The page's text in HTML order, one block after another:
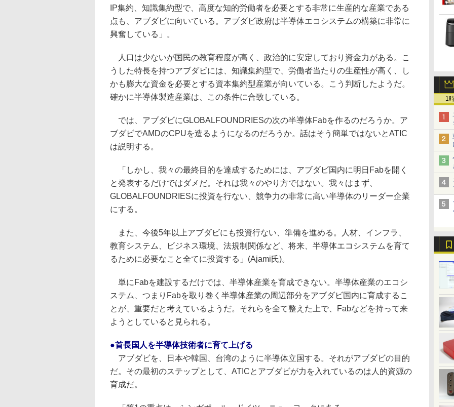
1
IP集約、知識集約型で、高度な知的労働者を必要とする非常に生産的な産業である
点も、アブダビに向いている。アブダビ政府は半導体エコシステムの構築に非常に
興奮している」。
人口は少ないが国民の教育程度が高く、政治的に安定しており資金力がある。こ
うした特長を持つアブダビには、知識集約型で、労働者当たりの生産性が高く、し
かも膨大な資金を必要とする資本集約型産業が向いている。こう判断したようだ。
確かに半導体製造産業は、この条件に合致している。
では、アブダビにGLOBALFOUNDRIESの次の半導体Fabを作るのだろうか。ア
ブダビでAMDのCPUを造るようになるのだろうか。話はそう簡単ではないとATIC
は説明する。
「しかし、我々の最終目的を達成するためには、アブダビ国内に明日Fabを開く
と発表するだけではダメだ。それは我々のやり方ではない。我々はまず、
GLOBALFOUNDRIESに投資を行ない、競争力の非常に高い半導体のリーダー企業
にする。
また、今後5年以上アブダビにも投資行ない、準備を進める。人材、インフラ、
教育システム、ビジネス環境、法規制関係など、将来、半導体エコシステムを育て
るために必要なこと全てに投資する」(Ajami氏)。
単にFabを建設するだけでは、半導体産業を育成できない。半導体産業のエコシ
ステム、つまりFabを取り巻く半導体産業の周辺部分をアブダビ国内に育成するこ
とが、重要だと考えているようだ。それらを全て整えた上で、Fabなどを持って来
ようとしていると見られる。
●首長国人を半導体技術者に育て上げる
アブダビを、日本や韓国、台湾のように半導体立国する。それがアブダビの目的
だ。その最初のステップとして、ATICとアブダビが力を入れているのは人的資源の
育成だ。